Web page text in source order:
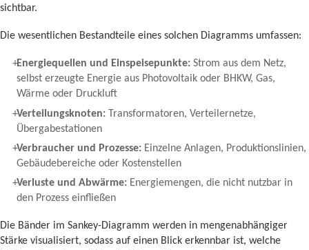
sichtbar.
Die wesentlichen Bestandteile eines solchen Diagramms umfassen:
Energiequellen und Einspeisepunkte: Strom aus dem Netz,
selbst erzeugte Energie aus Photovoltaik oder BHKW, Gas,
Wärme oder Druckluft
Verteilungsknoten: Transformatoren, Verteilernetze,
Übergabestationen
Verbraucher und Prozesse: Einzelne Anlagen, Produktionslinien,
Gebäudebereiche oder Kostenstellen
Verluste und Abwärme: Energiemengen, die nicht nutzbar in
den Prozess einfließen
Die Bänder im Sankey-Diagramm werden in mengenabhängiger
Stärke visualisiert, sodass auf einen Blick erkennbar ist, welche